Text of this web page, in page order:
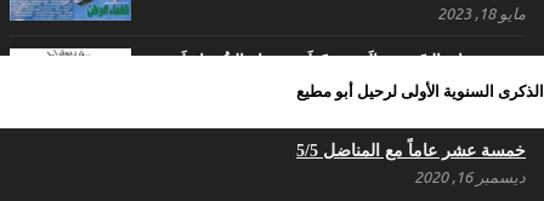
مايو 18, 2023
بيـــــــــــان الشَرعية الَتي سَقَطَت بِدِماءِ الشُهَداء لَن
تُعيدَها قَرَارات حُكُومات – حزب اليسار الديمقراطي
بيان حزب اليسار الديمقراطي السوري في عيد العمال
الذكرى السنوية الأولى لرحيل أبو مطيع
خمسة عشر عاماً مع المناضل 5/5
ديسمبر 16, 2020